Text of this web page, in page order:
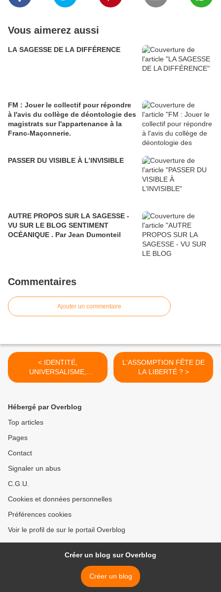
Vous aimerez aussi
LA SAGESSE DE LA DIFFÉRENCE
FM : Jouer le collectif pour répondre
à l'avis du collège de déontologie des
magistrats sur l'appartenance à la
Franc-Maçonnerie.
PASSER DU VISIBLE À L’INVISIBLE
AUTRE PROPOS SUR LA SAGESSE -
VU SUR LE BLOG SENTIMENT
OCÉANIQUE . Par Jean Dumonteil
Commentaires
Ajouter un commentaire
< IDENTITÉ,
UNIVERSALISME,
SYMBOLISME
L'ASSOMPTION FÊTE DE
LA LIBERTÉ ? >
Hébergé par Overblog
Top articles
Pages
Contact
Signaler un abus
C.G.U.
Cookies et données personnelles
Préférences cookies
Voir le profil de sur le portail Overblog
Créer un blog sur Overblog
Créer un blog